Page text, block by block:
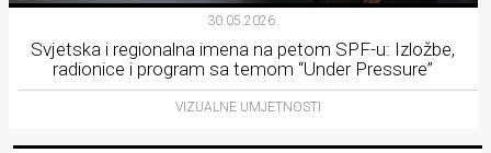
30.05.2026.
Svjetska i regionalna imena na petom SPF-u: Izložbe,
radionice i program sa temom “Under Pressure”
VIZUALNE UMJETNOSTI